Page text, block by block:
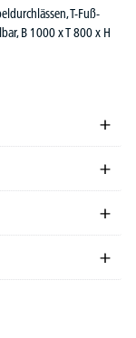
T-Fuß-
B 1000 x T 800 x H